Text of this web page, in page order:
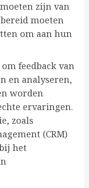
zijn van
moeten
om aan hun
feedback van
en analyseren,
worden
ervaringen.
zoals
(CRM)
het